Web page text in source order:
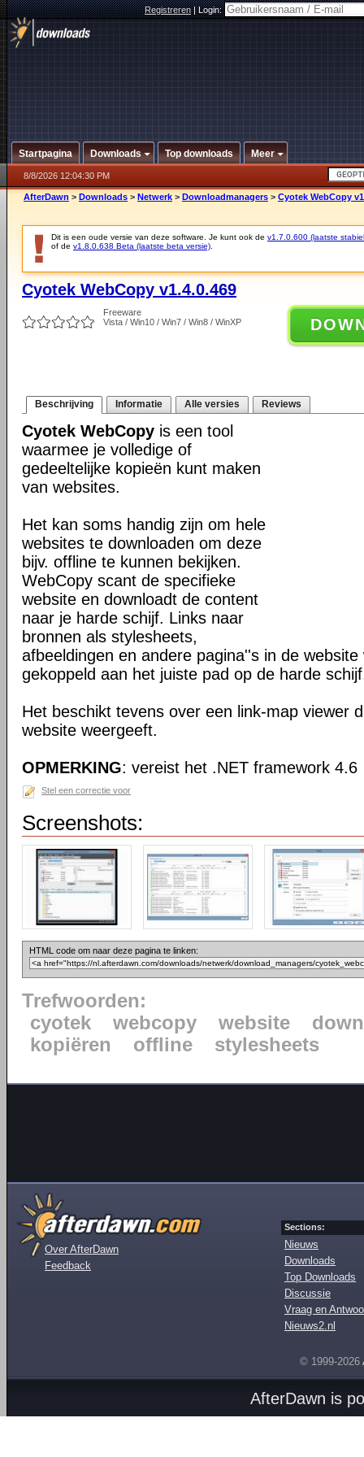
Registreren|Login:
Startpagina Downloads Top downloads Meer
8/8/2026 12:04:30 PM
AfterDawn > Downloads > Netwerk > Downloadmanagers > Cyotek WebCopy
Dit is een oude versie van deze software. Je kunt ook de v1.7.0.600 (laatste
of de v1.8.0.638 Beta (laatste beta versie)
Cyotek WebCopy v1.4.0.469
Freeware
Vista / Win10 / Win7 / Win8 / WinXP
Beschrijving Informatie Alle versies Reviews
Cyotek WebCopy is een tool
waarmee je volledige of
gedeeltelijke kopieën kunt maken
van websites.
Het kan soms handig zijn om hele
websites te downloaden om deze
bijv. offline te kunnen bekijken.
WebCopy scant de specifieke
website en downloadt de content
naar je harde schijf. Links naar
bronnen als stylesheets,
afbeeldingen en andere pagina''s in de
gekoppeld aan het juiste pad op de harde
Het beschikt tevens over een link-map viewer
website weergeeft.
OPMERKING: vereist het .NET framework 4.6
Stel een correctie voor
Screenshots:
HTML code om naar deze pagina te linken:
Trefwoorden:
cyotek
webcopy website
kopiëren
offline stylesheets
Over AfterDawn
Feedback
Sections:
Nieuws
Downloads
Top Downloads
Discussie
Vraag en
Nieuws2.nl
© 1999-2026
AfterDawn is